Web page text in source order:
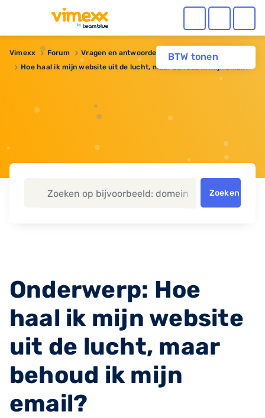
BTW tonen
Vimexx Forum Vragen en antwoorden
Webhosting
Hoe haal ik mijn website uit de lucht, maar behoud ik mijn email?
Zoeken
Onderwerp: Hoe
haal ik mijn website
uit de lucht, maar
behoud ik mijn
email?